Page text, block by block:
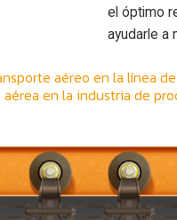
el óptimo
ayudarle a
aéreo en la línea
en la industria de